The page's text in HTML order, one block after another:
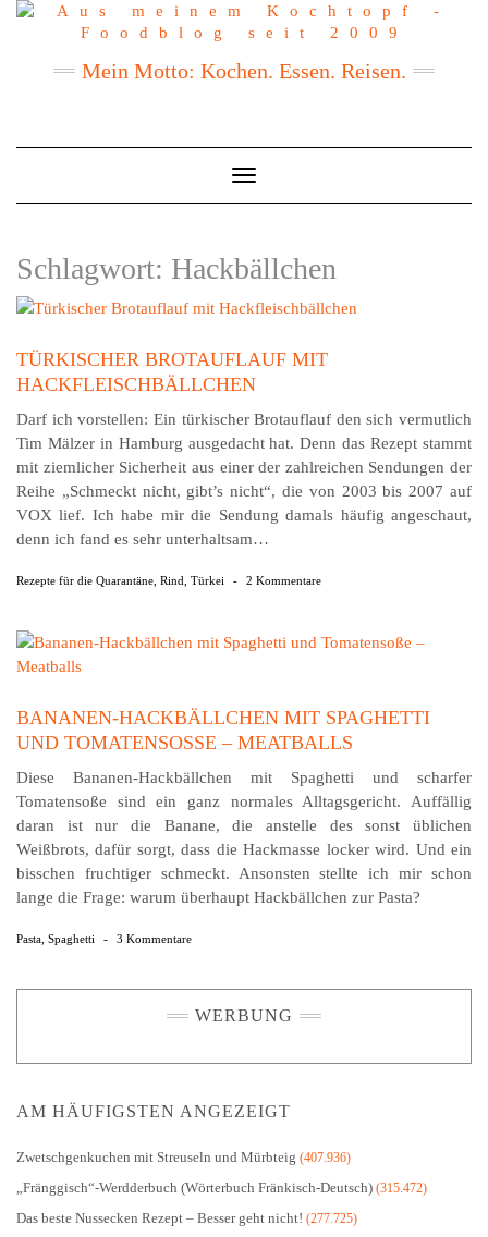
Mein Motto: Kochen. Essen. Reisen.
Toggle
Navigation
Schlagwort: Hackbällchen
TÜRKISCHER BROTAUFLAUF MIT
HACKFLEISCHBÄLLCHEN
Darf ich vorstellen: Ein türkischer Brotauflauf den sich vermutlich
Tim Mälzer in Hamburg ausgedacht hat. Denn das Rezept stammt
mit ziemlicher Sicherheit aus einer der zahlreichen Sendungen der
Reihe „Schmeckt nicht, gibt’s nicht“, die von 2003 bis 2007 auf
VOX lief. Ich habe mir die Sendung damals häufig angeschaut,
denn ich fand es sehr unterhaltsam…
Rezepte für die Quarantäne Rind Türkei - 2 Kommentare
BANANEN-HACKBÄLLCHEN MIT SPAGHETTI
UND TOMATENSOSSE – MEATBALLS
Diese Bananen-Hackbällchen mit Spaghetti und scharfer
Tomatensoße sind ein ganz normales Alltagsgericht. Auffällig
daran ist nur die Banane, die anstelle des sonst üblichen
Weißbrots, dafür sorgt, dass die Hackmasse locker wird. Und ein
bisschen fruchtiger schmeckt. Ansonsten stellte ich mir schon
lange die Frage: warum überhaupt Hackbällchen zur Pasta?
Pasta Spaghetti - 3 Kommentare
WERBUNG
AM HÄUFIGSTEN ANGEZEIGT
Zwetschgenkuchen mit Streuseln und Mürbteig (407.936)
„Fränggisch“-Werdderbuch (Wörterbuch Fränkisch-Deutsch) (315.472)
Das beste Nussecken Rezept – Besser geht nicht! (277.725)